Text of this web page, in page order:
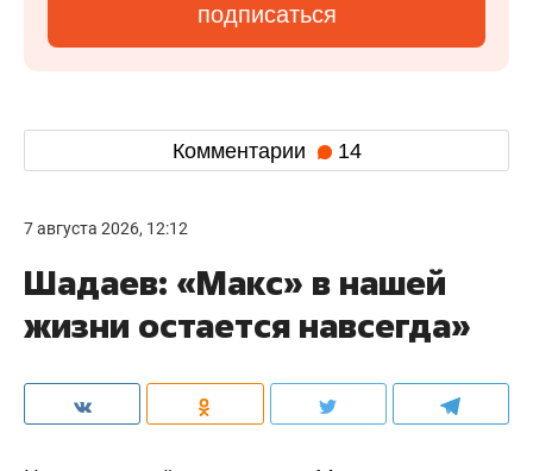
подписаться
Комментарии 14
7 августа 2026, 12:12
Шадаев: «Макс» в нашей
жизни остается навсегда»